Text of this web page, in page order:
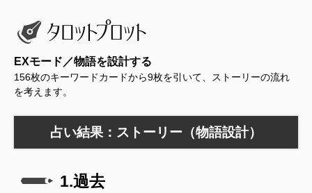
EXモード／物語を設計する
156枚のキーワードカードから9枚を引いて、ストーリーの流れ
を考えます。
占い結果：ストーリー（物語設計）
1.過去